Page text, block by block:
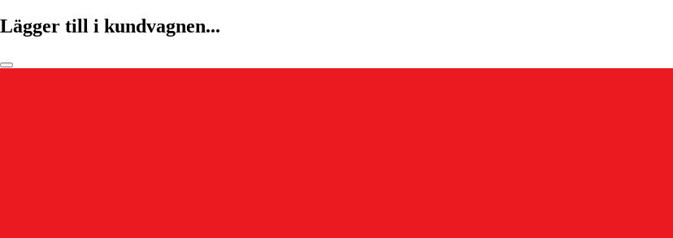
Lägger till i kundvagnen...